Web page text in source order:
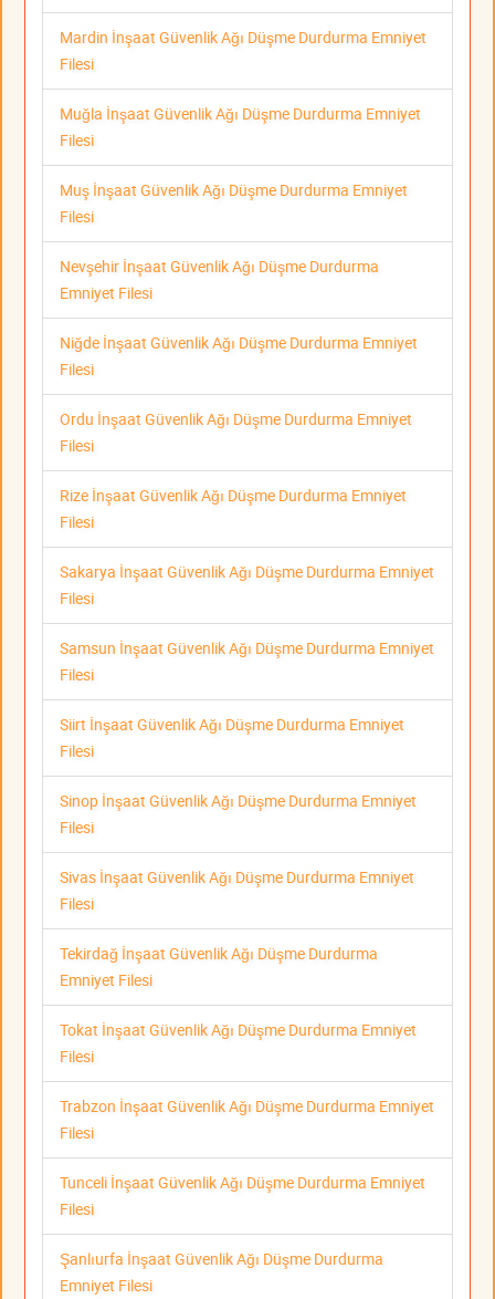
Mardin İnşaat Güvenlik Ağı Düşme Durdurma Emniyet
Filesi
Muğla İnşaat Güvenlik Ağı Düşme Durdurma Emniyet
Filesi
Muş İnşaat Güvenlik Ağı Düşme Durdurma Emniyet
Filesi
Nevşehir İnşaat Güvenlik Ağı Düşme Durdurma
Emniyet Filesi
Niğde İnşaat Güvenlik Ağı Düşme Durdurma Emniyet
Filesi
Ordu İnşaat Güvenlik Ağı Düşme Durdurma Emniyet
Filesi
Rize İnşaat Güvenlik Ağı Düşme Durdurma Emniyet
Filesi
Sakarya İnşaat Güvenlik Ağı Düşme Durdurma Emniyet
Filesi
Samsun İnşaat Güvenlik Ağı Düşme Durdurma Emniyet
Filesi
Siirt İnşaat Güvenlik Ağı Düşme Durdurma Emniyet
Filesi
Sinop İnşaat Güvenlik Ağı Düşme Durdurma Emniyet
Filesi
Sivas İnşaat Güvenlik Ağı Düşme Durdurma Emniyet
Filesi
Tekirdağ İnşaat Güvenlik Ağı Düşme Durdurma
Emniyet Filesi
Tokat İnşaat Güvenlik Ağı Düşme Durdurma Emniyet
Filesi
Trabzon İnşaat Güvenlik Ağı Düşme Durdurma Emniyet
Filesi
Tunceli İnşaat Güvenlik Ağı Düşme Durdurma Emniyet
Filesi
Şanlıurfa İnşaat Güvenlik Ağı Düşme Durdurma
Emniyet Filesi